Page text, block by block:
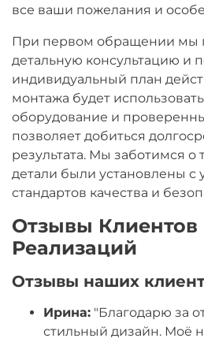
все ваши пожелания и
При первом обращении мы
детальную консультацию и
индивидуальный план
монтажа будет
оборудование и
позволяет добиться
результата. Мы заботимся о
детали были установлены с
стандартов качества и
Отзывы
Реализаций
Отзывы наших
Ирина: "Благодарю за
стильный дизайн. Моё